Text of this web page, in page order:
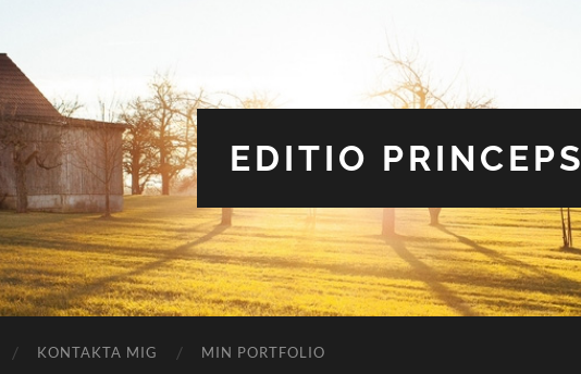
EDITIO PRINCEPS
KONTAKTA MIG MIN PORTFOLIO